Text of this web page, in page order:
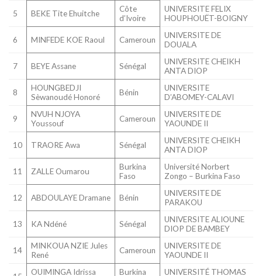
5 BEKE Tite Ehuitche
Côte
d’Ivoire
UNIVERSITE FELIX
HOUPHOUËT-BOIGNY
6 MINFEDE KOE Raoul Cameroun
UNIVERSITE DE
DOUALA
7 BEYE Assane Sénégal
UNIVERSITE CHEIKH
ANTA DIOP
8
HOUNGBEDJI
Sèwanoudé Honoré
Bénin
UNIVERSITE
D’ABOMEY-CALAVI
9
NVUH NJOYA
Youssouf
Cameroun
UNIVERSITE DE
YAOUNDE II
10 TRAORE Awa Sénégal
UNIVERSITE CHEIKH
ANTA DIOP
11 ZALLE Oumarou
Burkina
Faso
Université Norbert
Zongo – Burkina Faso
12 ABDOULAYE Dramane Bénin
UNIVERSITE DE
PARAKOU
13 KA Ndéné Sénégal
UNIVERSITE ALIOUNE
DIOP DE BAMBEY
14
MINKOUA NZIE Jules
René
Cameroun
UNIVERSITE DE
YAOUNDE II
OUIMINGA Idrissa Burkina UNIVERSITÉ THOMAS